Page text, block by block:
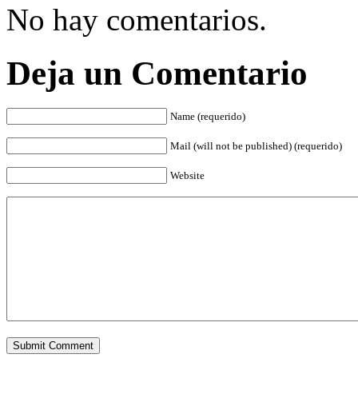
No hay comentarios.
Deja un Comentario
Name (requerido)
Mail (will not be published) (requerido)
Website